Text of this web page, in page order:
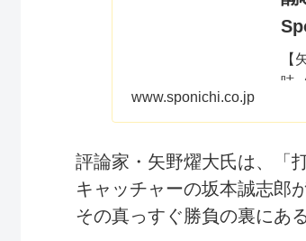
【
味
www.sponichi.co.jp
評論家・矢野燿大氏は、「
キャッチャーの坂本誠志郎
その真っすぐ勝負の裏にあ